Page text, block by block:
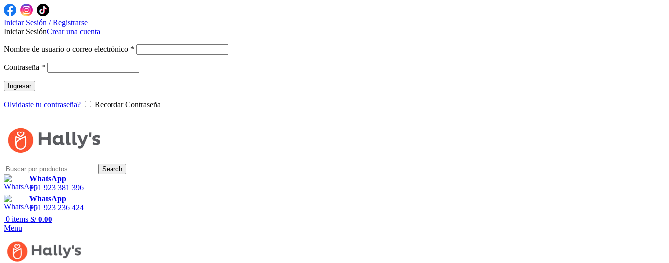
Iniciar Sesión / Registrarse
Iniciar SesiónCrear una cuenta
Nombre de usuario o correo electrónico *
Contraseña *
Ingresar
Olvidaste tu contraseña? Recordar Contraseña
Search
WhatsApp
+51 923 381 396
WhatsApp
+51 923 236 424
0 items S/0.00
Menu